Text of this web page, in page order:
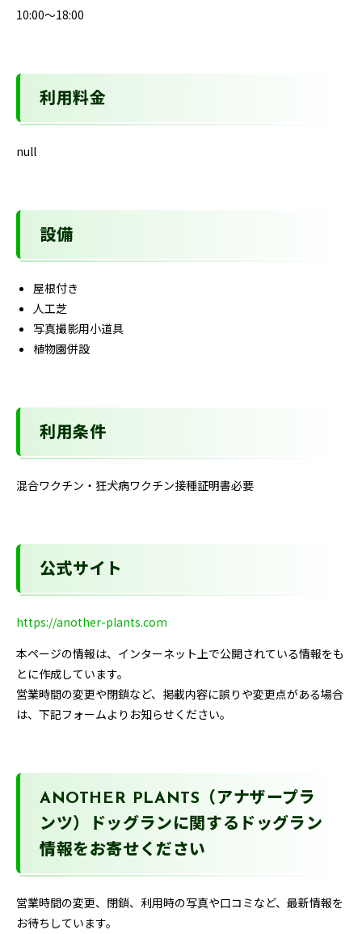
10:00～18:00
利用料金
null
設備
屋根付き
人工芝
写真撮影用小道具
植物園併設
利用条件
混合ワクチン・狂犬病ワクチン接種証明書必要
公式サイト
https://another-plants.com
本ページの情報は、インターネット上で公開されている情報をも
とに作成しています。
営業時間の変更や閉鎖など、掲載内容に誤りや変更点がある場合
は、下記フォームよりお知らせください。
ANOTHER PLANTS（アナザープラ
ンツ）ドッグランに関するドッグラン
情報をお寄せください
営業時間の変更、閉鎖、利用時の写真や口コミなど、最新情報を
お待ちしています。